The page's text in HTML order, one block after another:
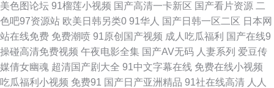
仓库导航 久久国产三级久久 久久国产精品久久 九九自怕 免费试看av韩国 欧
洲诱惑影院 国产精品探花少妇 另类视频综合 激情AV春色 麻豆mv 老司机午
夜福利片 久久快播网 韩国人妻Av 久操视频网 欧美在线操 日本成人黄色电影
美色图论坛 91榴莲小视频 国产高清一卡新区 国产看片资源 二
色吧97资源站 欧美日韩另类0 91华人 国产日韩一区二区 日本网
站在线免费 免费潮喷 91原创国产视频 成人吃瓜福利 国产在线9
操碰高清免费视频 午夜电影全集 国产AV无码 人妻系列 爱豆传
媒倩女幽魂 超清国产剧大全 91中文字幕在线 免费在线小视频
吃瓜福利小视频 免费91 国产日产亚洲精品 91社在线高清 人人